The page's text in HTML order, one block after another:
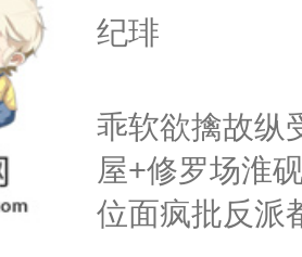
郁白淡漠的收
立的小白杨站
后。系统:好
呵。后来——
里:“宝贝，我
纪琲
乖软欲擒故纵
屋+修罗场淮
位面疯批反派